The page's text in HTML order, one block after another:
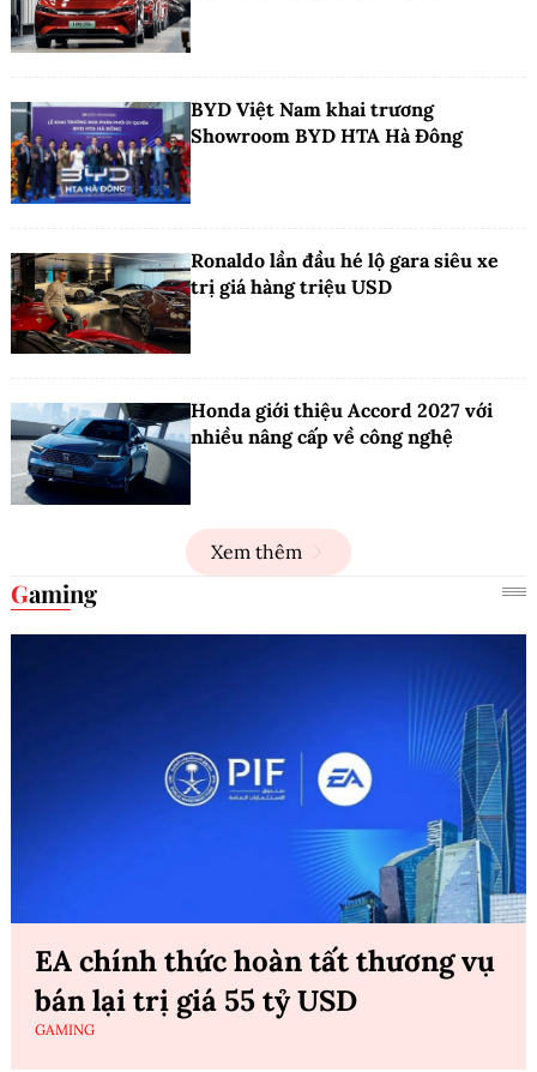
BYD Việt Nam khai trương
Showroom BYD HTA Hà Đông
Ronaldo lần đầu hé lộ gara siêu xe
trị giá hàng triệu USD
Honda giới thiệu Accord 2027 với
nhiều nâng cấp về công nghệ
Xem thêm
Gaming
EA chính thức hoàn tất thương vụ
bán lại trị giá 55 tỷ USD
GAMING